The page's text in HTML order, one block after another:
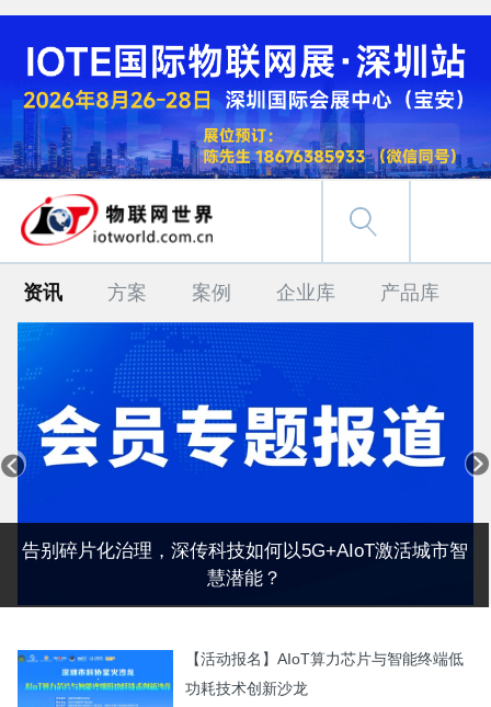
资讯 方案 案例 企业库 产品库
告别碎片化治理，深传科技如何以5G+AIoT激活城市智
慧潜能？
 
【活动报名】AIoT算力芯片与智能终端低
功耗技术创新沙龙